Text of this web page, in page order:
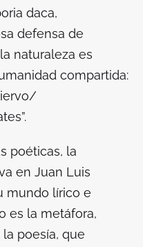
daca,
defensa de
naturaleza es
compartida:
poéticas, la
en Juan Luis
mundo lírico e
es la metáfora,
poesía, que